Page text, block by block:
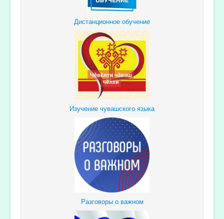
Дистанционное обучение
Изучение чувашского языка
Разговоры о важном